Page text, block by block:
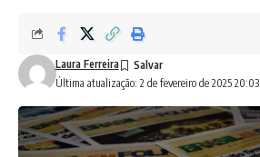
Última atualização: 2 de fevereiro de 2025 20:03
Laura Ferreira